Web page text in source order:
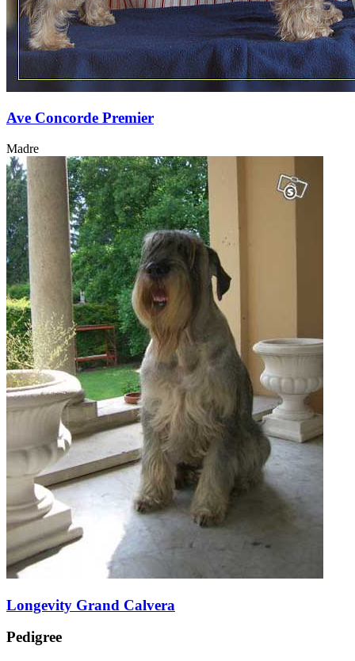
Ave Concorde Premier
Madre
Longevity Grand Calvera
Pedigree